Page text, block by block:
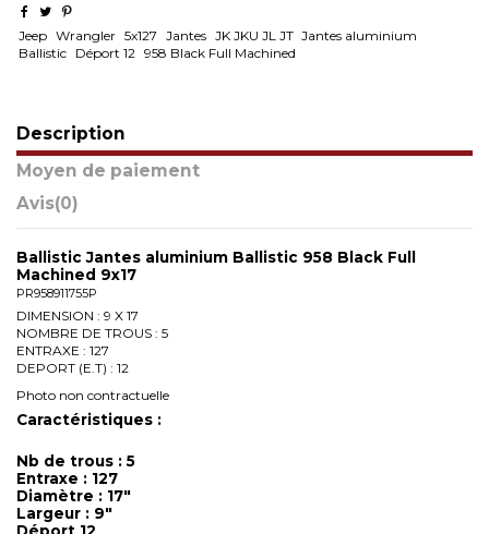
Jeep Wrangler 5x127 Jantes JK JKU JL JT Jantes aluminium
Ballistic Déport 12 958 Black Full Machined
Description
Moyen de paiement
Avis(0)
Ballistic Jantes aluminium Ballistic 958 Black Full
Machined 9x17
PR958911755P
DIMENSION : 9 X 17
NOMBRE DE TROUS : 5
ENTRAXE : 127
DEPORT (E.T) : 12
Photo non contractuelle
Caractéristiques :
Nb de trous : 5
Entraxe : 127
Diamètre : 17"
Largeur : 9"